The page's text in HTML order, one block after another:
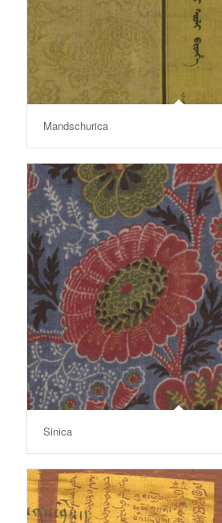
Mandschurica
Sinica